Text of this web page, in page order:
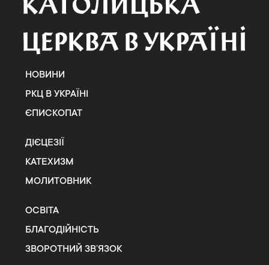
НОВИНИ
РКЦ В УКРАЇНІ
ЄПИСКОПАТ
ДІЄЦЕЗІЇ
КАТЕХИЗМ
МОЛИТОВНИК
ОСВІТА
БЛАГОДІЙНІСТЬ
ЗВОРОТНИЙ ЗВ’ЯЗОК